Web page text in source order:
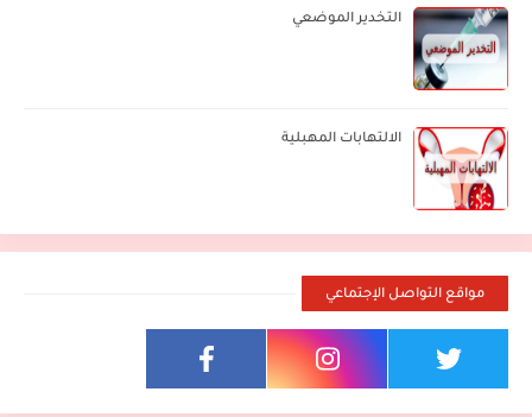
التخدير الموضعي
الالتهابات المهبلية
مواقع التواصل الإجتماعي